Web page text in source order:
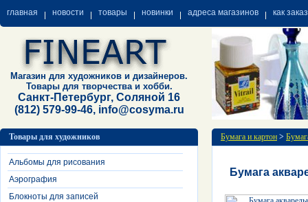
главная новости товары новинки адреса магазинов как
Магазин для художников и дизайнеров.
Товары для творчества и хобби.
Санкт-Петербург, Соляной 16
(812) 579-99-46, info@cosyma.ru
Товары для художников
Альбомы для рисования
Аэрография
Блокноты для записей
Бумага и картон >
Бумага